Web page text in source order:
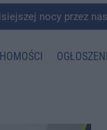
przez nasz region przeszedł front burzowy, któremu